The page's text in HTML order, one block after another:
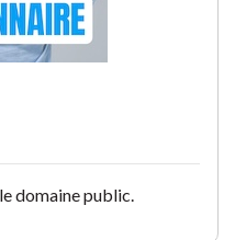
domaine public.